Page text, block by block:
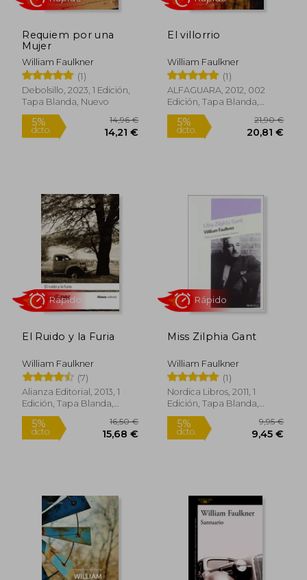
5%
dcto.
5%
dcto.
Requiem por una
Mujer
William Faulkner
(1)
Debolsillo, 2023, 1 Edición,
Tapa Blanda, Nuevo
El villorrio
William Faulkner
(1)
ALFAGUARA, 2012, 002
Edición, Tapa Blanda,
Nuevo
El Ruido y la Furia
William Faulkner
(7)
Alianza Editorial, 2013, 1
Edición, Tapa Blanda,
Nuevo
Miss Zilphia Gant
William Faulkner
(1)
Nordica Libros, 2011, 1
Edición, Tapa Blanda,
Nuevo